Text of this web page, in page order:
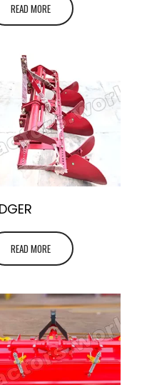
READ MORE
READ MORE